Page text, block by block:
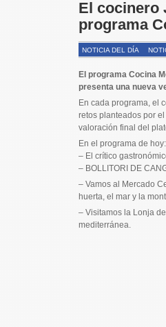
El cocinero
programa
NOTICIA DEL DÍA
El programa Cocina
presenta una nueva
En cada programa, el
retos planteados por
valoración final del
En el programa de hoy:
– El crítico
– BOLLITORI DE
– Vamos al Mercado
huerta, el mar y la
– Visitamos la Lonja
mediterránea.